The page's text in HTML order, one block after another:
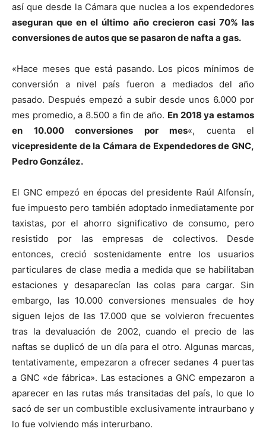
así que desde la Cámara que nuclea a los expendedores
aseguran que en el último año crecieron casi 70% las
conversiones de autos que se pasaron de nafta a gas.
«Hace meses que está pasando. Los picos mínimos de
conversión a nivel país fueron a mediados del año
pasado. Después empezó a subir desde unos 6.000 por
mes promedio, a 8.500 a fin de año. En 2018 ya estamos
en 10.000 conversiones por mes«, cuenta el
vicepresidente de la Cámara de Expendedores de GNC,
Pedro González.
El GNC empezó en épocas del presidente Raúl Alfonsín,
fue impuesto pero también adoptado inmediatamente por
taxistas, por el ahorro significativo de consumo, pero
resistido por las empresas de colectivos. Desde
entonces, creció sostenidamente entre los usuarios
particulares de clase media a medida que se habilitaban
estaciones y desaparecían las colas para cargar. Sin
embargo, las 10.000 conversiones mensuales de hoy
siguen lejos de las 17.000 que se volvieron frecuentes
tras la devaluación de 2002, cuando el precio de las
naftas se duplicó de un día para el otro. Algunas marcas,
tentativamente, empezaron a ofrecer sedanes 4 puertas
a GNC «de fábrica». Las estaciones a GNC empezaron a
aparecer en las rutas más transitadas del país, lo que lo
sacó de ser un combustible exclusivamente intraurbano y
lo fue volviendo más interurbano.